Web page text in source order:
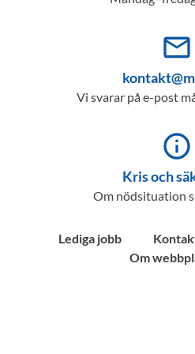
mail_outline
Vi svarar på e-post
info_outline
Kris och
Om nödsituation
Lediga jobb
Om